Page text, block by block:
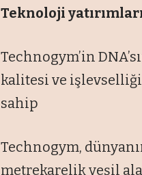
Teknoloji
Technogym’in
kalitesi ve
sahip
Technogym,
metrekarelik yeşil